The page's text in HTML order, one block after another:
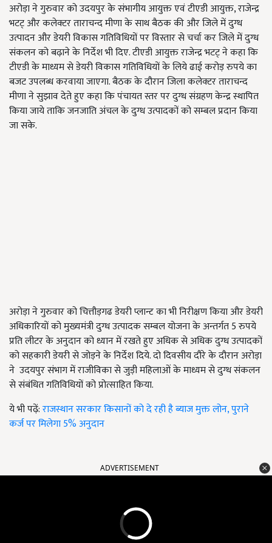
अरोड़ा ने गुरुवार को उदयपुर के संभागीय आयुक्त एवं टीएडी आयुक्त, राजेन्द्र
भटट् और कलेक्टर ताराचन्द मीणा के साथ बैठक की और जिले में दुग्ध
उत्पादन और डेयरी विकास गतिविधियों पर विस्तार से चर्चा कर जिले में दुग्ध
संकलन को बढ़ाने के निर्देश भी दिए. टीएडी आयुक्त राजेन्द्र भटट् ने कहा कि
टीएडी के माध्यम से डेयरी विकास गतिविधियों के लिये ढाई करोड़ रुपये का
बजट उपलब्ध करवाया जाएगा. बैठक के दौरान जिला कलेक्टर ताराचन्द
मीणा ने सुझाव देते हुए कहा कि पंचायत स्तर पर दुग्ध संग्रहण केन्द्र स्थापित
किया जाये ताकि जनजाति अंचल के दुग्ध उत्पादकों को सम्बल प्रदान किया
जा सके.
अरोड़ा ने गुरुवार को चित्तौड़गढ डेयरी प्लान्ट का भी निरीक्षण किया और डेयरी
अधिकारियों को मुख्यमंत्री दुग्ध उत्पादक सम्बल योजना के अन्तर्गत 5 रुपये
प्रति लीटर के अनुदान को ध्यान में रखते हुए अधिक से अधिक दुग्ध उत्पादकों
को सहकारी डेयरी से जोड़ने के निर्देश दिये. दो दिवसीय दौरे के दौरान अरोड़ा
ने उदयपुर संभाग में राजीविका से जुड़ी महिलाओं के माध्यम से दुग्ध संकलन
से संबंधित गतिविधियों को प्रोत्साहित किया.
ये भी पढ़ें:राजस्थान सरकार किसानों को दे रही है ब्याज मुक्त लोन, पुराने
कर्ज पर मिलेगा 5% अनुदान
ADVERTISEMENT